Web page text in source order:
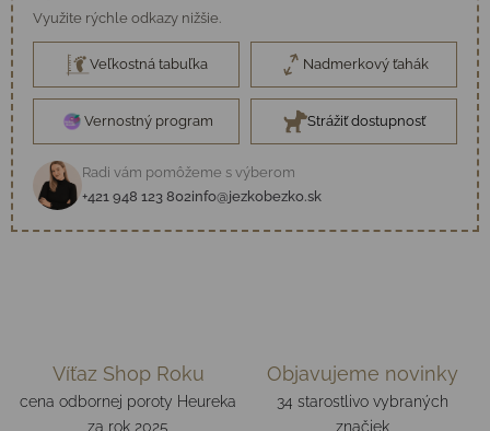
Využite rýchle odkazy nižšie.
Veľkostná tabuľka Nadmerkový ťahák
Vernostný program Strážiť dostupnosť
Radi vám pomôžeme s výberom
+421 948 123 802info@jezkobezko.sk
Víťaz Shop Roku
cena odbornej poroty Heureka
za rok 2025
Objavujeme novinky
34 starostlivo vybraných
značiek